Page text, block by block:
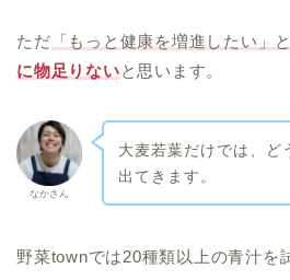
ただ 「もっと健康を増進したい」
に物足りないと思います。
なかさん
大麦若葉だけでは、ど
出てきます。
野菜townでは20種類以上の青汁を